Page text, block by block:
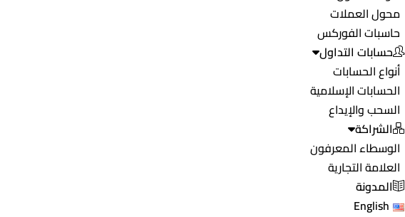
محول العملات
حاسبات الفوركس
حسابات التداول
أنواع الحسابات
الحسابات الإسلامية
السحب والإيداع
الشراكة
الوسطاء المعرفون
العلامة التجارية
المدونة
English